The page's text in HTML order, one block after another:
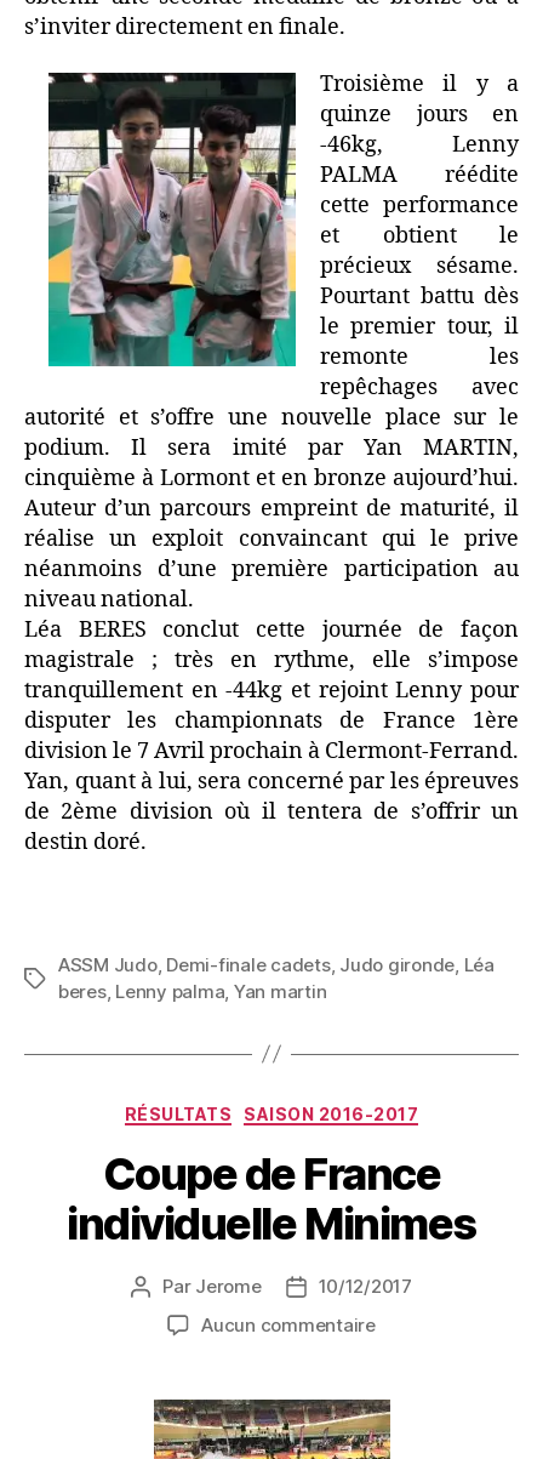
s’inviter directement en finale.
Troisième il y a
quinze jours en
-46kg, Lenny
PALMA réédite
cette performance
et obtient le
précieux sésame.
Pourtant battu dès
le premier tour, il
remonte les
repêchages avec
autorité et s’offre une nouvelle place sur le
podium. Il sera imité par Yan MARTIN,
cinquième à Lormont et en bronze aujourd’hui.
Auteur d’un parcours empreint de maturité, il
réalise un exploit convaincant qui le prive
néanmoins d’une première participation au
niveau national.
Léa BERES conclut cette journée de façon
magistrale ; très en rythme, elle s’impose
tranquillement en -44kg et rejoint Lenny pour
disputer les championnats de France 1ère
division le 7 Avril prochain à Clermont-Ferrand.
Yan, quant à lui, sera concerné par les épreuves
de 2ème division où il tentera de s’offrir un
destin doré.
ASSM Judo, Demi-finale cadets, Judo gironde, Léa
beres, Lenny palma, Yan martin
RÉSULTATS SAISON 2016-2017
Coupe de France
individuelle Minimes
Par Jerome
10/12/2017
Aucun commentaire